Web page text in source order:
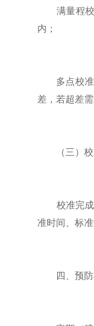
满量程校
内；
多点校准：
差，若超差
（三）校
校准完成后
准时间、标
四、预防